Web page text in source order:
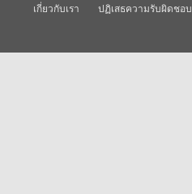
เกี่ยวกับเรา ปฏิเสธความรับผิดชอบ